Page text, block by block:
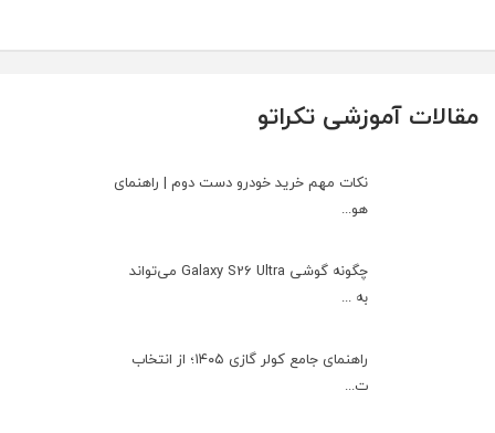
مقالات آموزشی تکراتو
نکات مهم خرید خودرو دست دوم | راهنمای
هو...
چگونه گوشی Galaxy S26 Ultra می‌تواند
به ...
راهنمای جامع کولر گازی ۱۴۰۵؛ از انتخاب
ت...